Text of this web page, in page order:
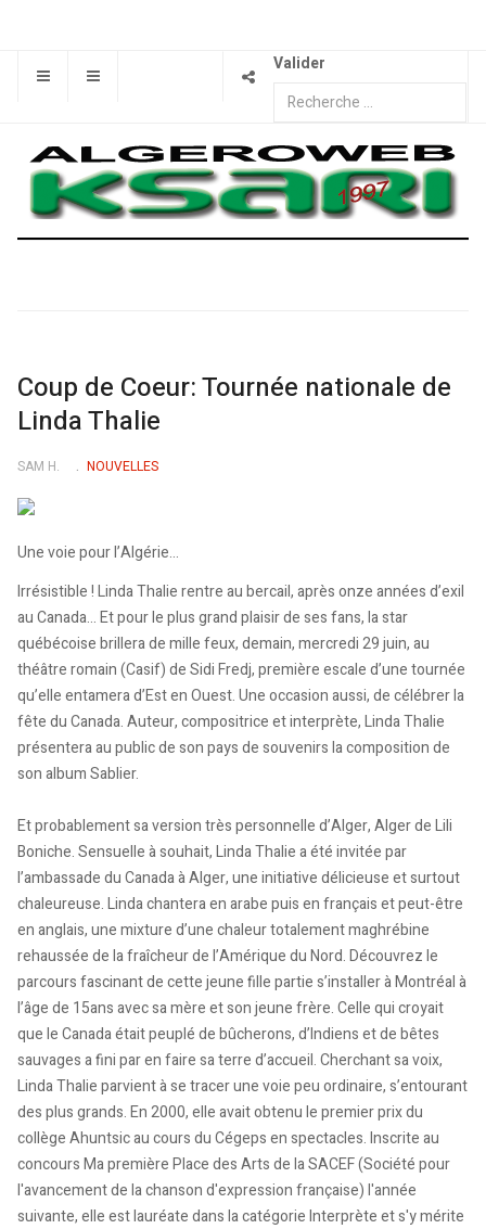
Valider
Coup de Coeur: Tournée nationale de
Linda Thalie
SAM H. NOUVELLES
Une voie pour l’Algérie…
Irrésistible ! Linda Thalie rentre au bercail, après onze années d’exil
au Canada… Et pour le plus grand plaisir de ses fans, la star
québécoise brillera de mille feux, demain, mercredi 29 juin, au
théâtre romain (Casif) de Sidi Fredj, première escale d’une tournée
qu’elle entamera d’Est en Ouest. Une occasion aussi, de célébrer la
fête du Canada. Auteur, compositrice et interprète, Linda Thalie
présentera au public de son pays de souvenirs la composition de
son album Sablier.
Et probablement sa version très personnelle d’Alger, Alger de Lili
Boniche. Sensuelle à souhait, Linda Thalie a été invitée par
l’ambassade du Canada à Alger, une initiative délicieuse et surtout
chaleureuse. Linda chantera en arabe puis en français et peut-être
en anglais, une mixture d’une chaleur totalement maghrébine
rehaussée de la fraîcheur de l’Amérique du Nord. Découvrez le
parcours fascinant de cette jeune fille partie s’installer à Montréal à
l’âge de 15ans avec sa mère et son jeune frère. Celle qui croyait
que le Canada était peuplé de bûcherons, d’Indiens et de bêtes
sauvages a fini par en faire sa terre d’accueil. Cherchant sa voix,
Linda Thalie parvient à se tracer une voie peu ordinaire, s’entourant
des plus grands. En 2000, elle avait obtenu le premier prix du
collège Ahuntsic au cours du Cégeps en spectacles. Inscrite au
concours Ma première Place des Arts de la SACEF (Société pour
l'avancement de la chanson d'expression française) l'année
suivante, elle est lauréate dans la catégorie Interprète et s'y mérite